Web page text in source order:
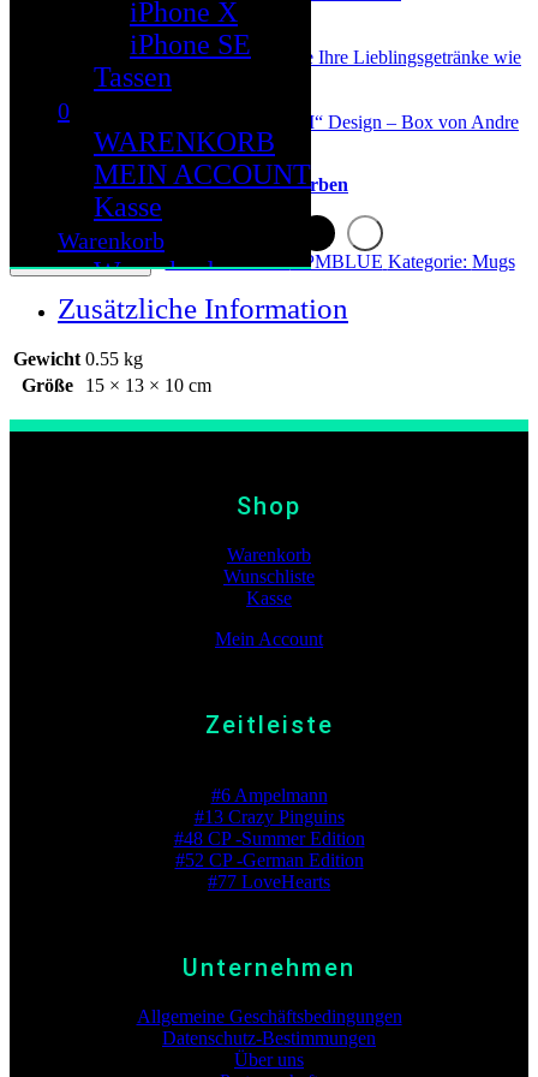
iPhone X
iPhone SE
Tassen
0
WARENKORB
MEIN ACCOUNT
Kasse
Warenkorb
Warenkorb
Mein Konto
Cloud
Mit Liebe gestaltet
Passt perfekt in die Hand
Hochwertige Keramik-Tasse Für alle Ihre Lieblingsgetränke wie
Kaffee und Tee
350 ml / 12 oz Tasse
Kommt mit einer hochwertigen „AM“ Design – Box von Andre
Verfügbare Farben
In den Warenkorb Artikelnummer: CPMBLUE Kategorie: Mugs
Zusätzliche Information
Gewicht 0.55 kg
Größe
15 × 13 × 10 cm
Shop
Warenkorb
Wunschliste
Kasse
Mein Account
Zeitleiste
#6 Ampelmann
#13 Crazy Pinguins
#48 CP -Summer Edition
#52 CP -German Edition
#77 LoveHearts
Unternehmen
Allgemeine Geschäftsbedingungen
Datenschutz-Bestimmungen
Über uns